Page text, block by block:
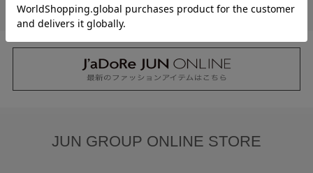
JUN GROUP ONLINE STORE